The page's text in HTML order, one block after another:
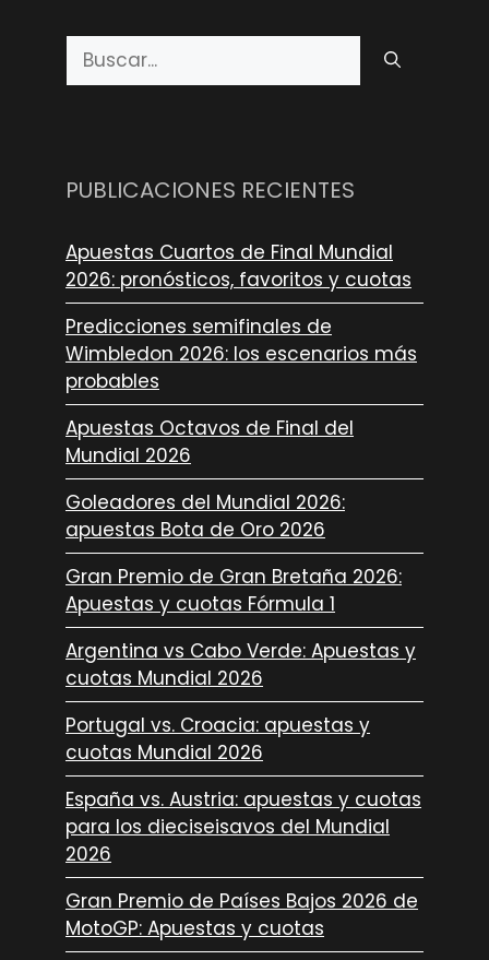
Buscar:
PUBLICACIONES RECIENTES
Apuestas Cuartos de Final Mundial
2026: pronósticos, favoritos y cuotas
Predicciones semifinales de
Wimbledon 2026: los escenarios más
probables
Apuestas Octavos de Final del
Mundial 2026
Goleadores del Mundial 2026:
apuestas Bota de Oro 2026
Gran Premio de Gran Bretaña 2026:
Apuestas y cuotas Fórmula 1
Argentina vs Cabo Verde: Apuestas y
cuotas Mundial 2026
Portugal vs. Croacia: apuestas y
cuotas Mundial 2026
España vs. Austria: apuestas y cuotas
para los dieciseisavos del Mundial
2026
Gran Premio de Países Bajos 2026 de
MotoGP: Apuestas y cuotas